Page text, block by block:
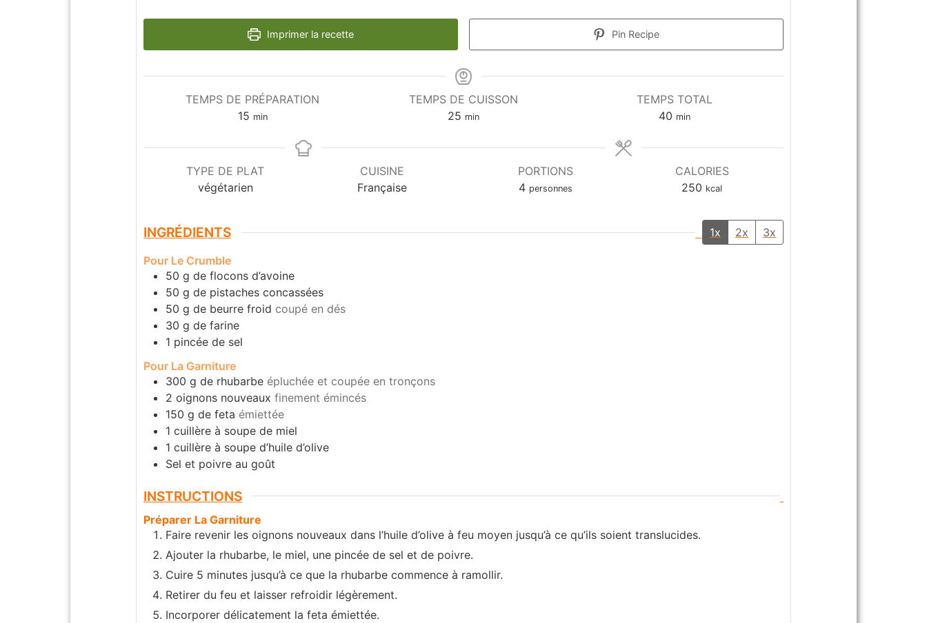
Imprimer la recette Pin Recipe
TEMPS DE PRÉPARATION
15 min
TEMPS DE CUISSON
25 min
TEMPS TOTAL
40 min
TYPE DE PLAT
végétarien
CUISINE
Française
PORTIONS
4 personnes
CALORIES
250 kcal
INGRÉDIENTS 1x 2x 3x
Pour Le Crumble
50 g de flocons d’avoine
50 g de pistaches concassées
50 g de beurre froid coupé en dés
30 g de farine
1 pincée de sel
Pour La Garniture
300 g de rhubarbe épluchée et coupée en tronçons
2 oignons nouveaux finement émincés
150 g de feta émiettée
1 cuillère à soupe de miel
1 cuillère à soupe d’huile d’olive
Sel et poivre au goût
INSTRUCTIONS
Préparer La Garniture
Faire revenir les oignons nouveaux dans l’huile d’olive à feu moyen jusqu’à ce qu’ils soient translucides.
Ajouter la rhubarbe, le miel, une pincée de sel et de poivre.
Cuire 5 minutes jusqu’à ce que la rhubarbe commence à ramollir.
Retirer du feu et laisser refroidir légèrement.
Incorporer délicatement la feta émiettée.